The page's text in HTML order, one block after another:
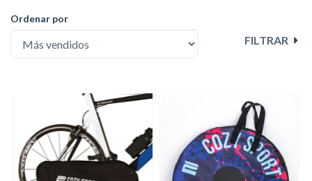
Ordenar por
FILTRAR